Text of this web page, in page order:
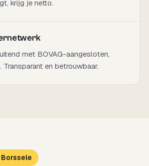
krijg je netto.
met BOVAG-aangesloten,
Transparant en betrouwbaar.